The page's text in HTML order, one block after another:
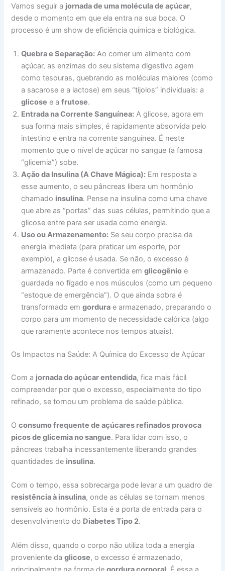
Vamos seguir a jornada de uma molécula de açúcar,
desde o momento em que ela entra na sua boca. O
processo é um show de eficiência química e biológica.
Quebra e Separação: Ao comer um alimento com
açúcar, as enzimas do seu sistema digestivo agem
como tesouras, quebrando as moléculas maiores (como
a sacarose e a lactose) em seus “tijolos” individuais: a
glicose e afrutose.
Entrada na Corrente Sanguínea: A glicose, agora em
sua forma mais simples, é rapidamente absorvida pelo
intestino e entra na corrente sanguínea. É neste
momento que o nível de açúcar no sangue (a famosa
“glicemia”) sobe.
Ação da Insulina (A Chave Mágica): Em resposta a
esse aumento, o seu pâncreas libera um hormônio
chamado insulina. Pense na insulina como uma chave
que abre as “portas” das suas células, permitindo que a
glicose entre para ser usada como energia.
Uso ou Armazenamento: Se seu corpo precisa de
energia imediata (para praticar um esporte, por
exemplo), a glicose é usada. Se não, o excesso é
armazenado. Parte é convertida emglicogênio e
guardada no fígado e nos músculos (como um pequeno
“estoque de emergência”). O que ainda sobra é
transformado emgordura e armazenado, preparando o
corpo para um momento de necessidade calórica (algo
que raramente acontece nos tempos atuais).
Os Impactos na Saúde: A Química do Excesso de Açúcar
Com a jornada do açúcar entendida, fica mais fácil
compreender por que o excesso, especialmente do tipo
refinado, se tornou um problema de saúde pública.
Oconsumo frequente de açúcares refinados provoca
picos de glicemia no sangue. Para lidar com isso, o
pâncreas trabalha incessantemente liberando grandes
quantidades de insulina.
Com o tempo, essa sobrecarga pode levar a um quadro de
resistência à insulina, onde as células se tornam menos
sensíveis ao hormônio. Esta é a porta de entrada para o
desenvolvimento do Diabetes Tipo 2.
Além disso, quando o corpo não utiliza toda a energia
proveniente daglicose, o excesso é armazenado,